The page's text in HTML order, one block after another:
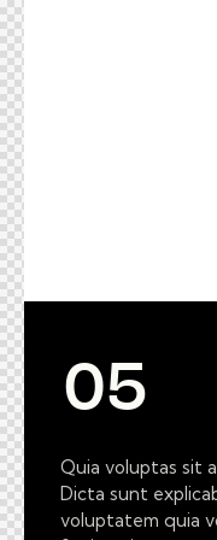
Quia voluptas sit
Dicta sunt
voluptatem quia